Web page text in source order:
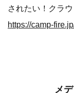
されたい！クラ
メ